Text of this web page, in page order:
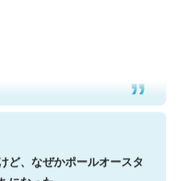
文もお勧め。自分はこの流
Covid hit. Shit.
ラーズ・ヌートバー
ど、なぜかポールオースタ
になった